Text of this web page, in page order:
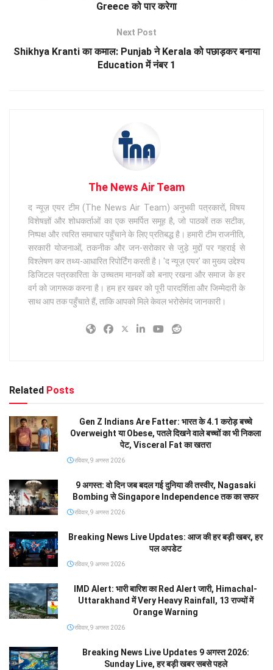
Greece को पार करेगा
Next Post
Shikhya Kranti का कमाल: Punjab ने Kerala को पछाड़कर बनाया
Education में नंबर 1
The News Air Team
द न्यूज़ एयर टीम (The News Air Team) अनुभवी पत्रकारों, विषय
विशेषज्ञों और शोधकर्ताओं का एक समर्पित समूह है, जो पाठकों तक सटीक,
निष्पक्ष और त्वरित समाचार पहुँचाने के लिए प्रतिबद्ध है। हमारी टीम राजनीति,
सरकारी योजनाओं, तकनीक और जन-सरोकार से जुड़े मुद्दों पर गहराई से
विश्लेषण कर तथ्य-आधारित रिपोर्टिंग करती है। 'द न्यूज़ एयर' का मुख्य उद्देश्य
डिजिटल पत्रकारिता के उच्चतम मानकों को बनाए रखना और समाज के हर
वर्ग को जागरूक करना है। हम हर खबर को पूरी पारदर्शिता और जिम्मेदारी के
साथ आप तक पहुँचाते हैं, ताकि आपको मिले केवल भरोसेमंद जानकारी।
Related Posts
Gen Z Indians Are Fatter: भारत के 4.1 करोड़ बच्चे
Overweight या Obese, पतले दिखने वाले बच्चों का भी निकला
पेट, Visceral Fat का खतरा
रविवार, 9 अगस्त 2026
9 अगस्त: वो दिन जब बदल गई दुनिया की तस्वीर, Nagasaki
Bombing से Singapore Independence तक का सफर
रविवार, 9 अगस्त 2026
Breaking News Live Updates: आज की हर बड़ी खबर, हर
पल अपडेट
रविवार, 9 अगस्त 2026
IMD Alert: भारी बारिश का Red Alert जारी, Himachal-
Uttarakhand में Very Heavy Rainfall, 13 राज्यों में
Orange Warning
रविवार, 9 अगस्त 2026
Breaking News Live Updates 9 अगस्त 2026:
Sunday Live, हर बड़ी खबर सबसे पहले